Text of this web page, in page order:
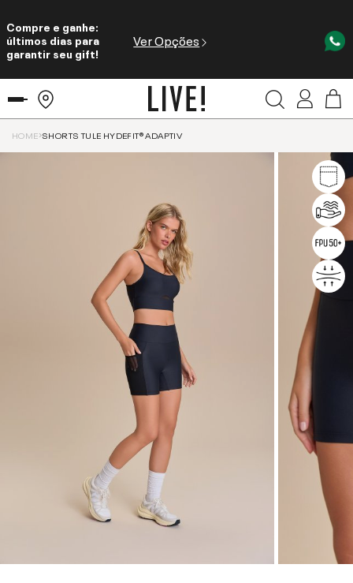
Compre e ganhe:
últimos dias para
garantir seu gift!
Ver Opções
HOME SHORTS TULE HYDEFIT® ADAPTIV